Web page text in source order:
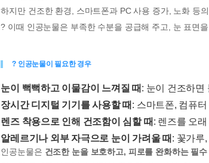
하지만 건조한 환경, 스마트폰과 PC 사용 증가, 노화 등
? 이때 인공눈물은 부족한 수분을 공급해 주고, 눈 표면
? 인공눈물이 필요한 경우
눈이 뻑뻑하고 이물감이 느껴질 때 : 눈이 건조하면
장시간 디지털 기기를 사용할 때 : 스마트폰, 컴퓨
렌즈 착용으로 인해 건조함이 심할 때 : 렌즈를 오
알레르기나 외부 자극으로 눈이 가려울 때 : 꽃가루
인공눈물은 건조한 눈을 보호하고, 피로를 완화하는 필수